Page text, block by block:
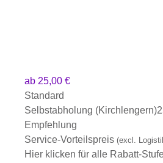
ab 25,00 €
Standard
Selbstabholung (Kirchlengern)
Empfehlung
Service-Vorteilspreis (excl.
Hier klicken für alle Rabatt-